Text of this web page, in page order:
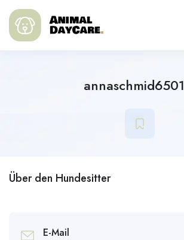
annaschmid6501
Über den Hundesitter
E-Mail